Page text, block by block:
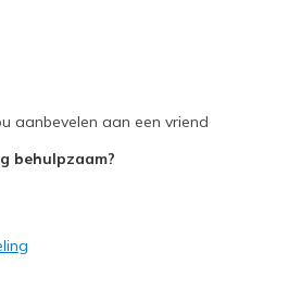
aanbevelen aan een vriend
behulpzaam?